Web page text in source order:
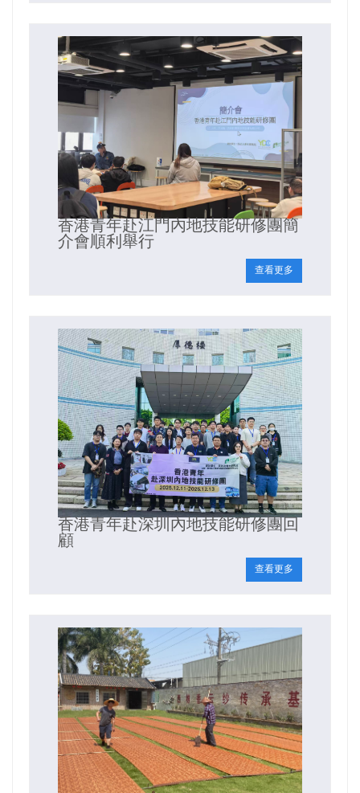
香港青年赴江門內地技能研修團簡
介會順利舉行
查看更多
香港青年赴深圳內地技能研修團回
顧
查看更多